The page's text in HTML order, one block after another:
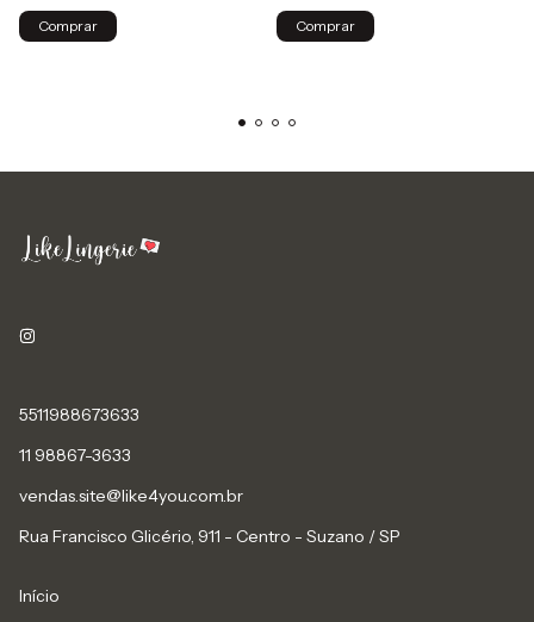
Comprar Comprar
5511988673633
11 98867-3633
vendas.site@like4you.com.br
Rua Francisco Glicério, 911 - Centro - Suzano / SP
Início